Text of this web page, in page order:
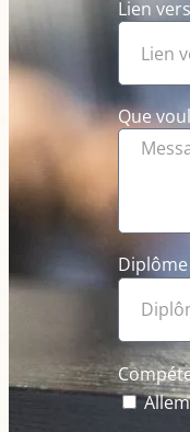
Lien
Que